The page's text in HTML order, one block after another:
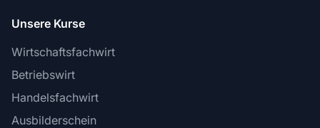
Unsere Kurse
Wirtschaftsfachwirt
Betriebswirt
Handelsfachwirt
Ausbilderschein